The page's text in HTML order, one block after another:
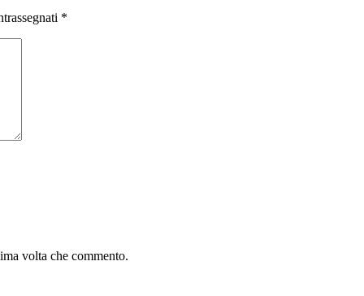
*
volta che commento.